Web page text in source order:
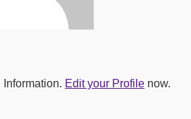
Edit your Profile now.